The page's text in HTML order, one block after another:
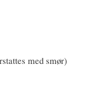
med smør)